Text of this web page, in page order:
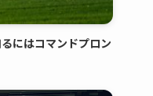
にはコマンドプロン